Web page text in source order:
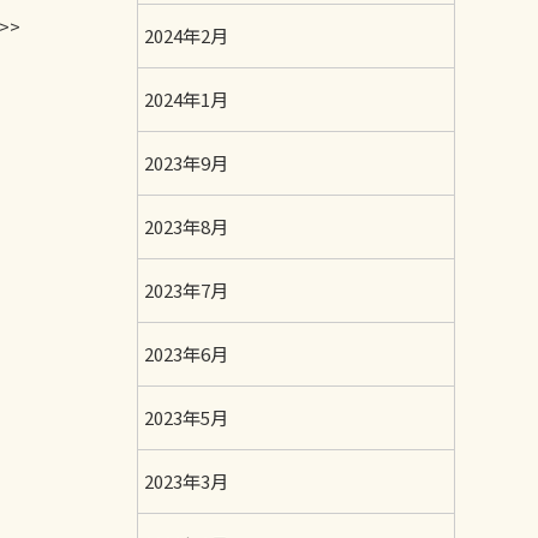
2024年2月
2024年1月
2023年9月
2023年8月
2023年7月
2023年6月
2023年5月
2023年3月